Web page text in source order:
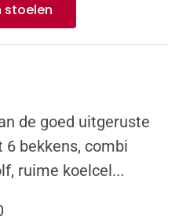
stoelen
de goed uitgeruste
bekkens, combi
ruime koelcel...